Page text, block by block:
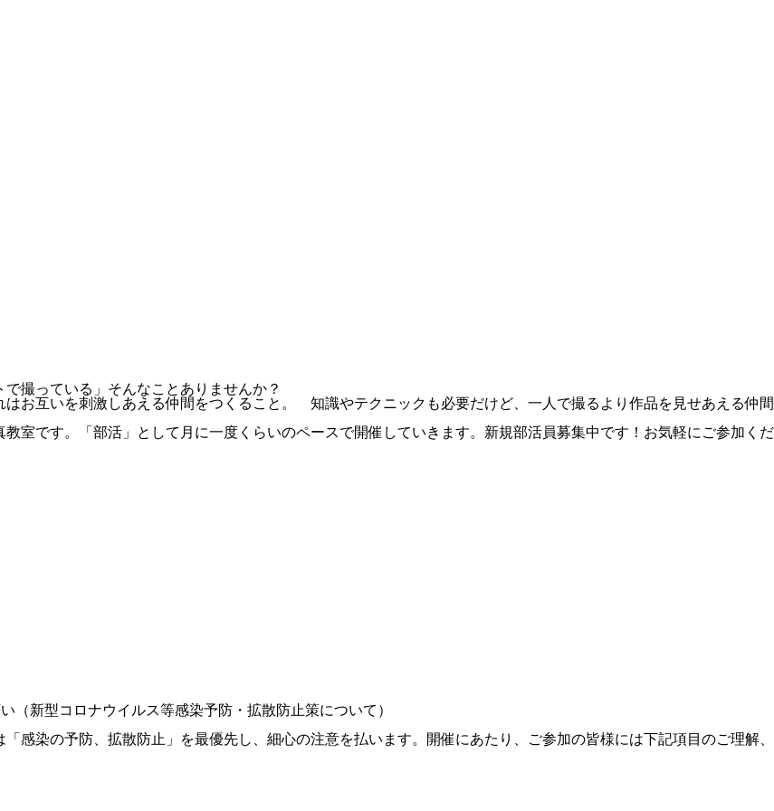
撮っている」そんなことありませんか？
お互いを刺激しあえる仲間をつくること。 知識やテクニックも必要だけど、一人で撮るより作品を見せあえる仲間
室です。「部活」として月に一度くらいのペースで開催していきます。新規部活員募集中です！お気軽にご参加くだ
新型コロナウイルス等感染予防・拡散防止策について）
感染の予防、拡散防止」を最優先し、細心の注意を払います。開催にあたり、ご参加の皆様には下記項目のご理解、